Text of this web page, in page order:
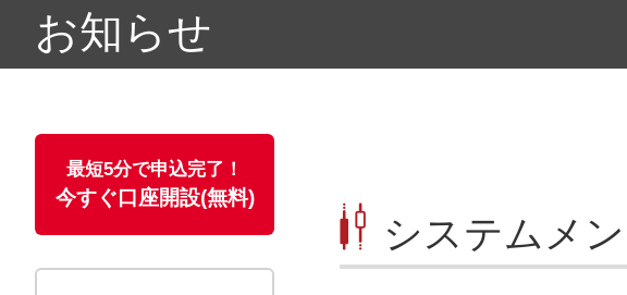
お知らせ
システムメ
最短5分で申込完了！
今すぐ口座開設(無料)